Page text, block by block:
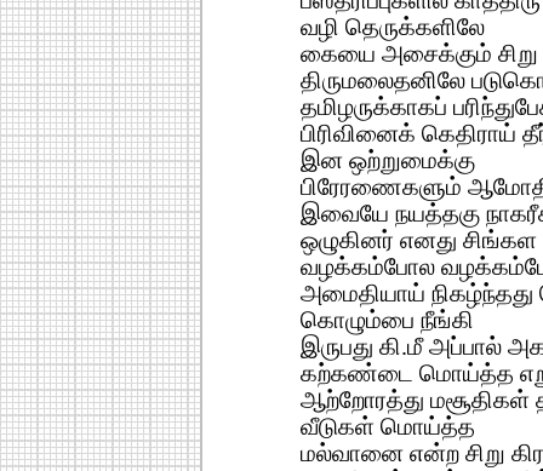
வழி தெருக்களிலே
கையை அசைக்கும் சிறு
திருமலைதனிலே
தமிழருக்காகப்
பிரிவினைக் கெதிராய்
இன ஒற்றுமைக்கு
பிரேரணைகளும்
இவையே நயத்தகு
ஒழுகினர் எனது
வழக்கம்போல
அமைதியாய் நிகழ்ந்தது
கொழும்பை நீங்கி
இருபது கி.மீ அப்பால்
கற்கண்டை மொய்த்த
ஆற்றோரத்து
வீடுகள் மொய்த்த
மல்வானை என்ற சிறு